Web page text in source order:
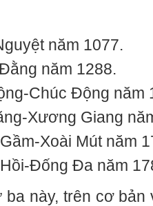
năm 1077.
năm 1288.
Chúc Động năm
Xương Giang
Xoài Mút năm
Đống Đa năm
ba này, trên cơ